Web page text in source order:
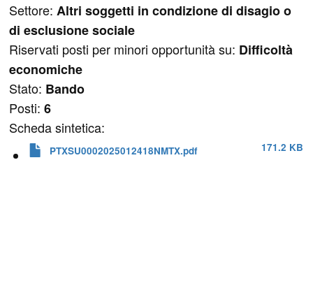
Settore: Altri soggetti in condizione di disagio o
di esclusione sociale
Riservati posti per minori opportunità su: Difficoltà
economiche
Stato: Bando
Posti:6
Scheda sintetica:
PTXSU0002025012418NMTX.pdf 171.2 KB